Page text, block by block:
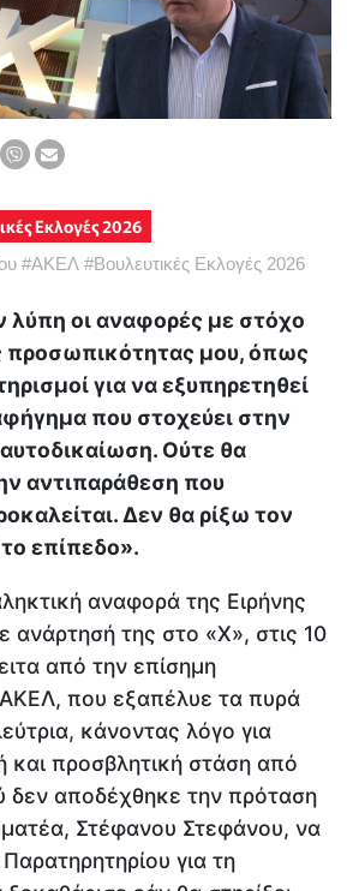
Εκλογές 2026
#ΑΚΕΛ #Βουλευτικές Εκλογές 2026
λύπη οι αναφορές με στόχο
προσωπικότητας μου, όπως
για να εξυπηρετηθεί
που στοχεύει στην
Ούτε θα
αντιπαράθεση που
Δεν θα ρίξω τον
επίπεδο».
αναφορά της Ειρήνης
ανάρτησή της στο «Χ», στις 10
από την επίσημη
που εξαπέλυε τα πυρά
κάνοντας λόγο για
και προσβλητική στάση από
δεν αποδέχθηκε την πρόταση
Στέφανου Στεφάνου, να
για τη